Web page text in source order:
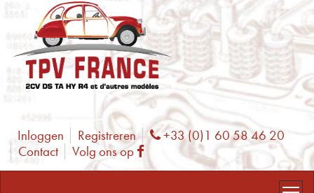
Inloggen Registreren Phone
+33 (0)1 60 58 46 20
Contact
Volg ons op Facebook